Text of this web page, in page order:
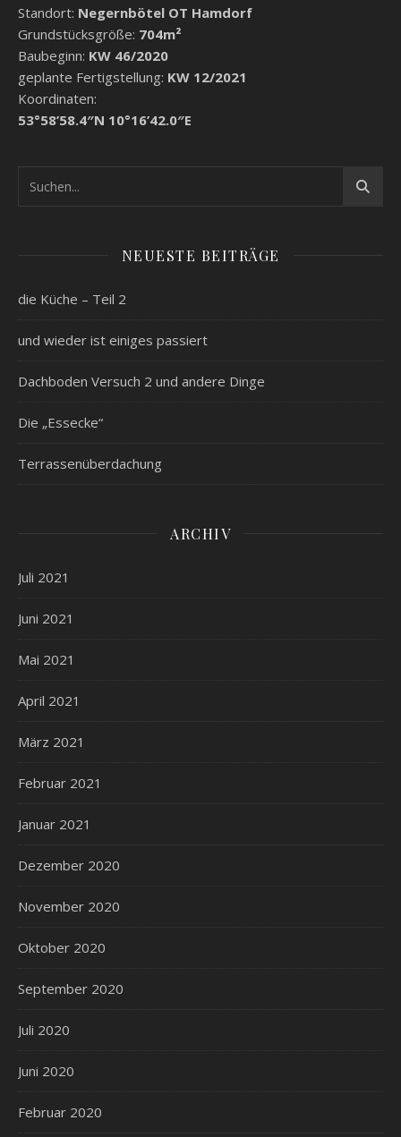
Standort: Negernbötel OT Hamdorf
Grundstücksgröße: 704m²
Baubeginn: KW 46/2020
geplante Fertigstellung: KW 12/2021
Koordinaten:
53°58’58.4″N 10°16’42.0″E
NEUESTE BEITRÄGE
die Küche – Teil 2
und wieder ist einiges passiert
Dachboden Versuch 2 und andere Dinge
Die „Essecke“
Terrassenüberdachung
ARCHIV
Juli 2021
Juni 2021
Mai 2021
April 2021
März 2021
Februar 2021
Januar 2021
Dezember 2020
November 2020
Oktober 2020
September 2020
Juli 2020
Juni 2020
Februar 2020